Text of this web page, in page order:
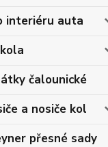
interiéru auta
čalounické
a nosiče kol
přesné sady